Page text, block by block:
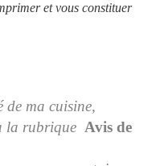
et vous constituer
de ma cuisine,
la rubrique Avis de